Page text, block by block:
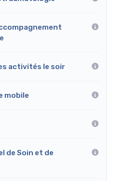
activités le soir
mobile
de Soin et de